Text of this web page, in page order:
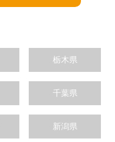
栃木県
千葉県
新潟県